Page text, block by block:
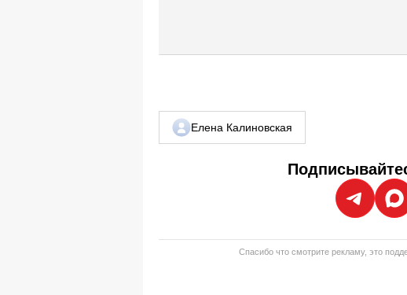
Елена Калиновская
Спасибо что смотрите рекламу, это